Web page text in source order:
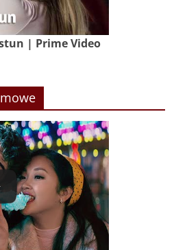
| Prime Video